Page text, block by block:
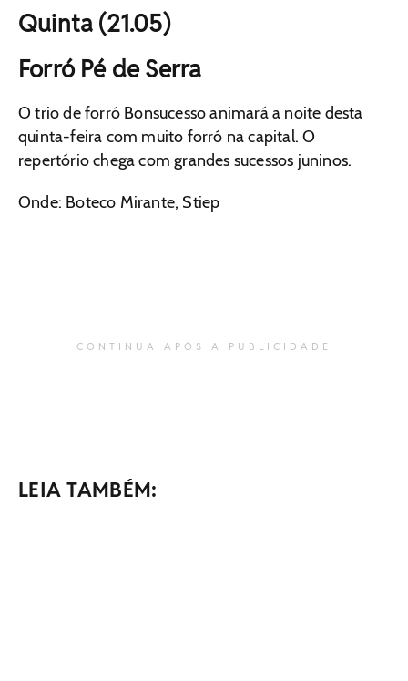
Quinta (21.05)
Forró Pé de Serra
O trio de forró Bonsucesso animará a noite desta
quinta-feira com muito forró na capital. O
repertório chega com grandes sucessos juninos.
Onde: Boteco Mirante, Stiep
CONTINUA APÓS A PUBLICIDADE
LEIA TAMBÉM: